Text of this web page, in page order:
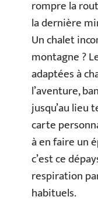
rompre la
la dernière
Un chalet
montagne ?
adaptées à
l’aventure,
jusqu’au lieu
carte
à en faire un
c’est ce
respiration
habituels.